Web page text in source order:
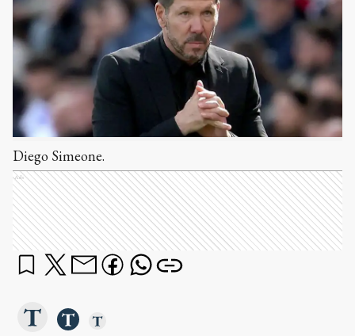
Diego Simeone.
Ads